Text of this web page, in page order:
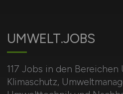
UMWELT.JOBS
117 Jobs in den Bereichen
Klimaschutz,